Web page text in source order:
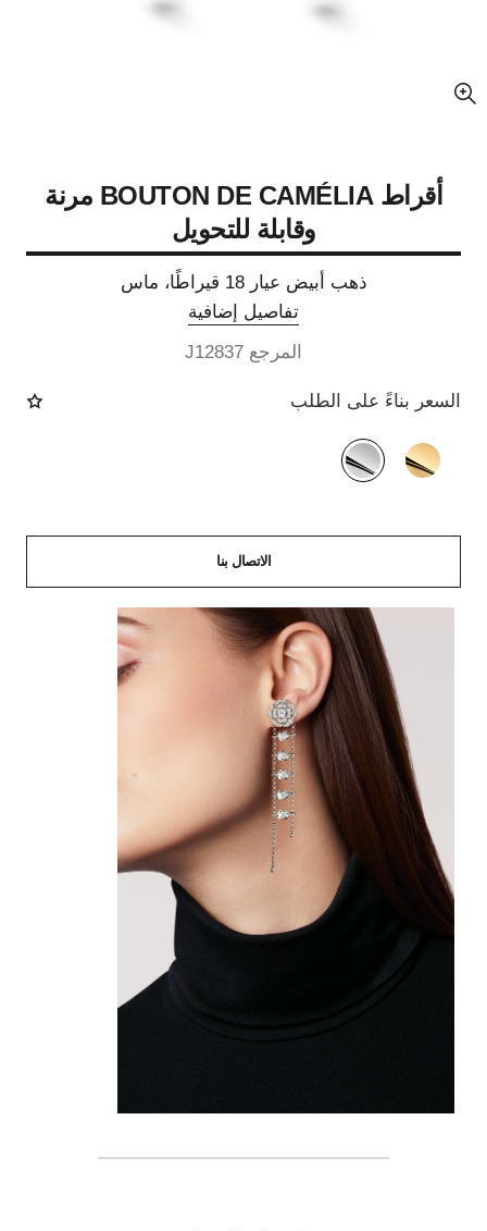
عرض مكبّر عن الصورة
أقراط BOUTON DE CAMÉLIA مرنة
وقابلة للتحويل
ذهب أبيض عيار 18 قيراطًا، ماس
تفاصيل إضافية
المرجع J12837
السعر بناءً على الطلب
الصيغة البديلة(2)
الاتصال بنا